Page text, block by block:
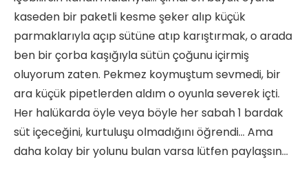
kaseden bir paketli kesme şeker alıp küçük
parmaklarıyla açıp sütüne atıp karıştırmak, o arada
ben bir çorba kaşığıyla sütün çoğunu içirmiş
oluyorum zaten. Pekmez koymuştum sevmedi, bir
ara küçük pipetlerden aldım o oyunla severek içti.
Her halükarda öyle veya böyle her sabah 1 bardak
süt içeceğini, kurtuluşu olmadığını öğrendi… Ama
daha kolay bir yolunu bulan varsa lütfen paylaşsın…